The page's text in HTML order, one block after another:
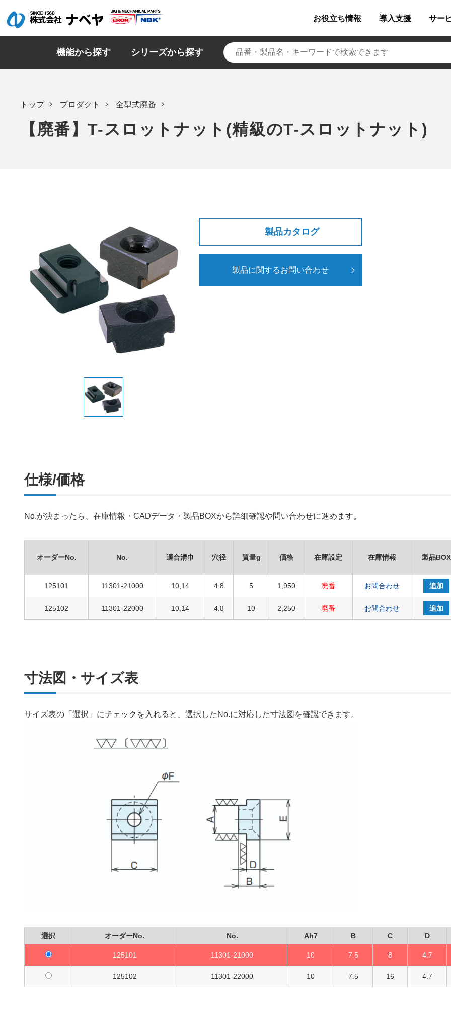
お役立ち情報 導入支援 サー
機能から探す シリーズから探す
トップ プロダクト 全型式廃番
【廃番】T-スロットナット(精級のT-スロットナット)
製品カタログ
製品に関するお問い合わせ
仕様/価格
No.が決まったら、在庫情報・CADデータ・製品BOXから詳細確認や問い合わせに進めます。
オーダーNo. No. 適合溝巾 穴径 質量g 価格 在庫設定 在庫情報 製品BOX
125101 11301-21000 10,14 4.8 5 1,950 廃番 お問合わせ 追加
125102 11301-22000 10,14 4.8 10 2,250 廃番 お問合わせ 追加
寸法図・サイズ表
サイズ表の「選択」にチェックを入れると、選択したNo.に対応した寸法図を確認できます。
選択 オーダーNo. No. Ah7 B C D
125101 11301-21000 10 7.5 8 4.7
125102 11301-22000 10 7.5 16 4.7